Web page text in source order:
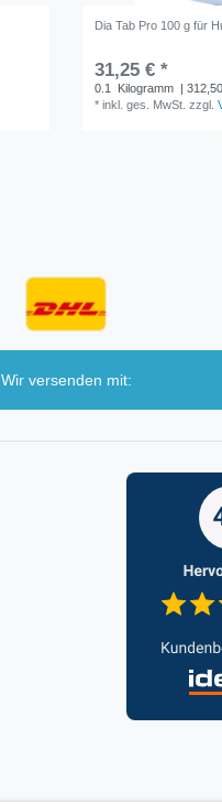
Dia Tab Pro 100 g für
31,25 € *
0.1 Kilogramm |
*inkl. ges. MwSt. zzgl.
Wir versenden mit: